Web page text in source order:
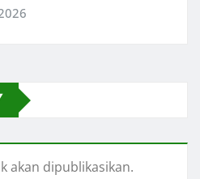
akan dipublikasikan.